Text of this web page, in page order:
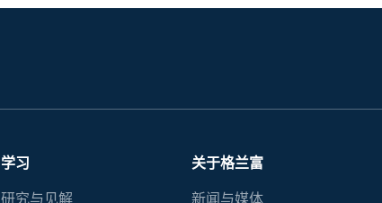
学习
研究与见解
关于格兰富
新闻与媒体